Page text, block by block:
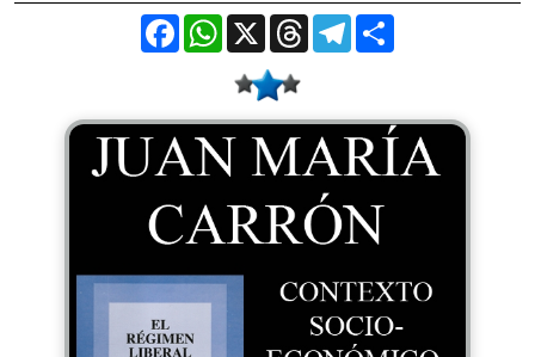
FacebookWhatsApp
X ThreadsTelegram